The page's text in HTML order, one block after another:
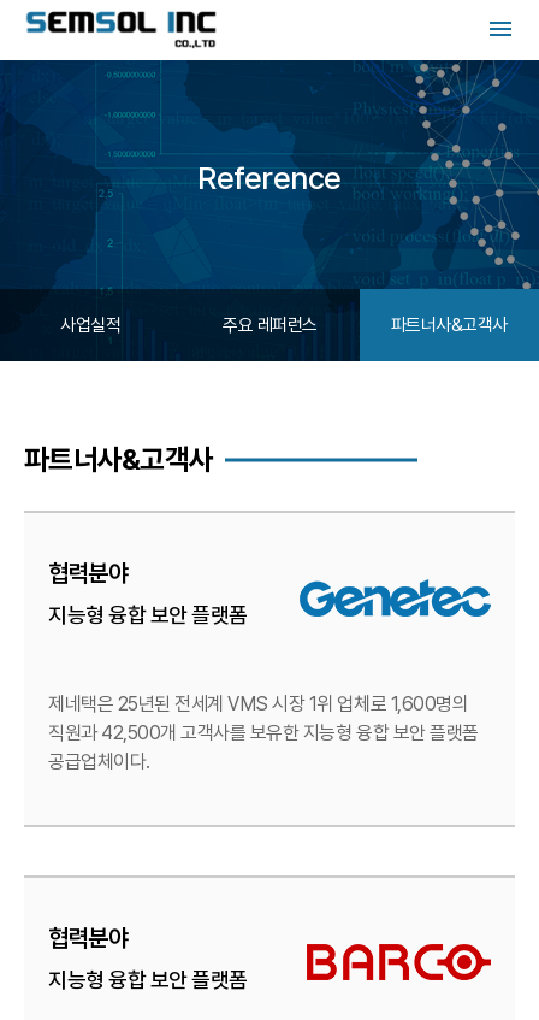
menu
사업실적 주요 레퍼런스 파트너사&고객사
Reference
파트너사&고객사
협력분야
지능형 융합 보안 플랫폼
제네택은 25년된 전세계 VMS 시장 1위 업체로 1,600명의
직원과 42,500개 고객사를 보유한지능형 융합 보안 플랫폼
공급업체이다.
협력분야
지능형 융합 보안 플랫폼